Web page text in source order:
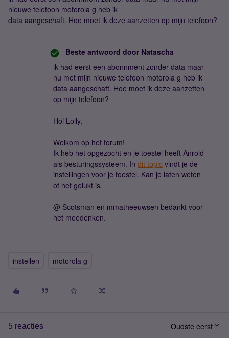
nieuwe telefoon motorola g heb ik
data aangeschaft. Hoe moet ik deze aanzetten op mijn telefoon?
Beste antwoord door Natascha
ik had eerst een abonnment zonder data maar
nu met mijn nieuwe telefoon motorola g heb ik
data aangeschaft. Hoe moet ik deze aanzetten
op mijn telefoon?
Hoi Lolly,
Welkom op het forum!
Ik heb het opgezocht en je toestel heeft Anroid
als besturingssysteem. In dit topic vindt je de
instellingen voor je toestel. Kan je laten weten
of het gelukt is.
@ Scotsman en mmatheeuwsen bedankt voor
het meedenken.
instellen motorola g
5 reacties Oudste eerst